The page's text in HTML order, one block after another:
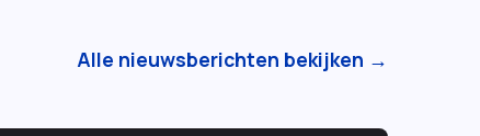
Alle nieuwsberichten bekijken →